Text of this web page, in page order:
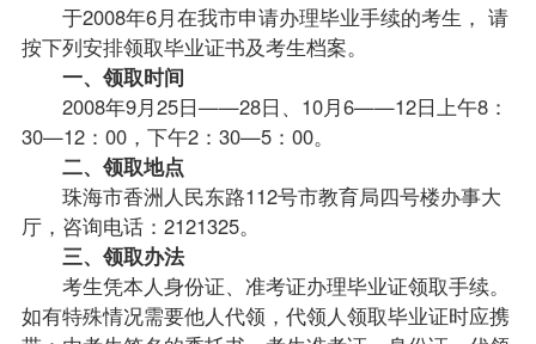
于2008年6月在我市申请办理毕业手续的考生， 请
按下列安排领取毕业证书及考生档案。
一、领取时间
2008年9月25日——28日、10月6——12日上午8：
30—12：00，下午2：30—5：00。
二、领取地点
珠海市香洲人民东路112号市教育局四号楼办事大
厅，咨询电话：2121325。
三、领取办法
考生凭本人身份证、准考证办理毕业证领取手续。
如有特殊情况需要他人代领，代领人领取毕业证时应携